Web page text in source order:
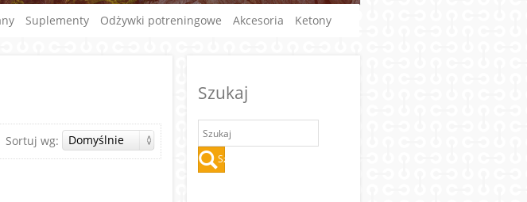
Suplementy Odżywki potreningowe Akcesoria Ketony
Sortuj wg:
Szukaj
Szukaj